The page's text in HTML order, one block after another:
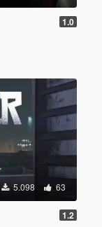
1.0
5.098 63
1.2